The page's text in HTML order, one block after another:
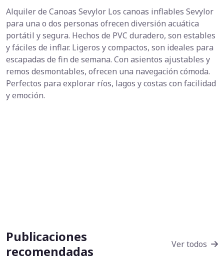
Alquiler de Canoas Sevylor Los canoas inflables Sevylor
para una o dos personas ofrecen diversión acuática
portátil y segura. Hechos de PVC duradero, son estables
y fáciles de inflar. Ligeros y compactos, son ideales para
escapadas de fin de semana. Con asientos ajustables y
remos desmontables, ofrecen una navegación cómoda.
Perfectos para explorar ríos, lagos y costas con facilidad
y emoción.
Publicaciones
recomendadas
Ver todos